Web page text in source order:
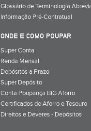
Glossário de Terminologia
Informação Pré-Contratual
ONDE E COMO POUPAR
Super Conta
Renda Mensal
Depósitos a Prazo
Super Depósito
Conta Poupança BiG Aforro
Certificados de Aforro e Tesouro
Direitos e Deveres - Depósitos